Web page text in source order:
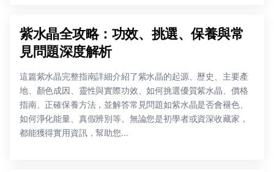
紫水晶全攻略：功效、挑選、保養與常
見問題深度解析
這篇紫水晶完整指南詳細介紹了紫水晶的起源、歷史、主要產
地、顏色成因、靈性與實際功效、如何挑選優質紫水晶、價格
指南、正確保養方法，並解答常見問題如紫水晶是否會褪色、
如何淨化能量、真假辨別等。無論您是初學者或資深收藏家，
都能獲得實用資訊，幫助您...